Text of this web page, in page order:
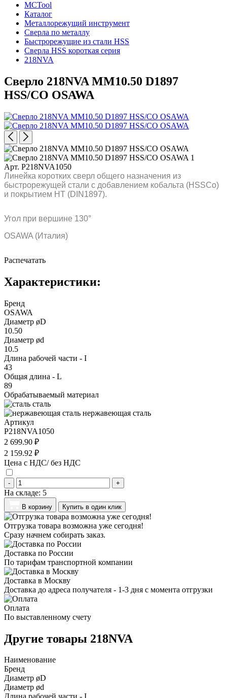
MCTool
Каталог
Металлорежущий инструмент
Сверла по металлу
Быстрорежущие из стали HSS
Сверла HSS короткая серия
218NVA
Сверло 218NVA MM10.50 D1897
HSS/CO OSAWA
Арт. P218NVA1050
Линейка коротких сверл общего назначения из
быстрорежущей стали с добавлением кобальта (HSSCo)
и покрытием HT (DIN1897).
Угол при вершине 130°
OSAWA (Италия)
Распечатать
Характеристики:
Бренд
OSAWA
Диаметр øD
10.50
Диаметр ød
10.5
Длина рабочей части - I
43
Общая длина - L
89
Обрабатываемый материал
сталь
нержавеющая сталь
Артикул
P218NVA1050
2 699.90 ₽
2 159.92 ₽
Цена с НДС/ без НДС
- +
На складе: 5
В корзину Купить в один клик
Отгрузка товара возможна уже сегодня!
Сразу начнем собирать заказ.
Доставка по России
По тарифам транспортной компании
Доставка в Москву
Доставка до адреса получателя - 1-3 дня с момента отгрузки
Оплата
По выставленному счету
Другие товары 218NVA
Наименование
Бренд
Диаметр øD
Диаметр ød